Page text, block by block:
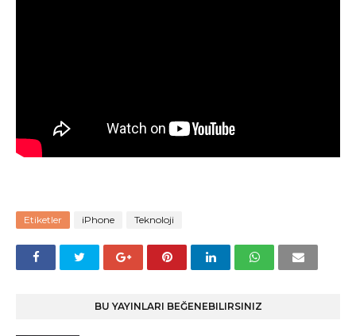
Etiketler iPhone Teknoloji
BU YAYINLARI BEĞENEBILIRSINIZ